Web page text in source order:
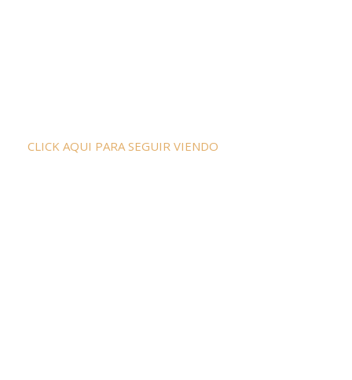
CLICK AQUI PARA SEGUIR VIENDO